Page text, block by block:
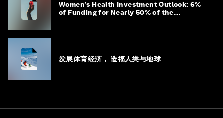
Women’s Health Investment Outlook: 6%
of Funding for Nearly 50% of the
发展体育经济， 造福人类与地球